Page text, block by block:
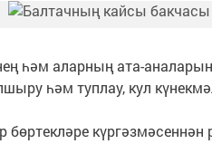
һәм аларның ата-
һәм туплау, кул
бөртекләре